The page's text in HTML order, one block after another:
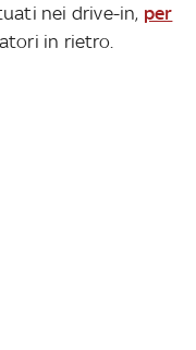
nei drive-in, per
in rietro.